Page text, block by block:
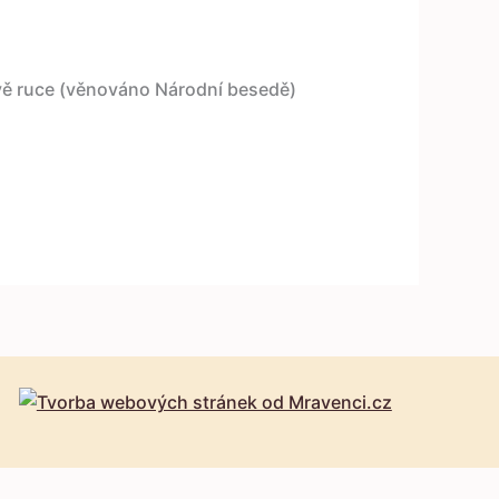
ruce (věnováno Národní besedě)